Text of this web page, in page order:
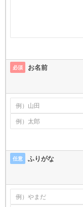
必須 お名前
任意 ふりがな